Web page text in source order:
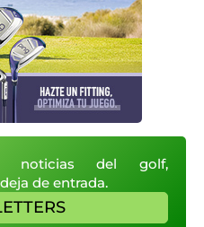
noticias del golf,
de entrada.